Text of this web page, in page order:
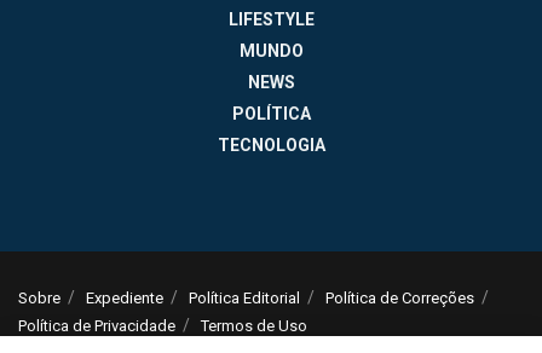
LIFESTYLE
MUNDO
NEWS
POLÍTICA
TECNOLOGIA
Sobre Expediente Política Editorial
Política de Correções
Política de Privacidade
Termos de Uso